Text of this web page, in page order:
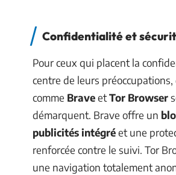
Confidentialité et
Pour ceux qui placent la
centre de leurs
comme BraveetTor Browser
démarquent. Brave offre un
publicités intégréet une
renforcée contre le suivi. Tor
une navigation totalement